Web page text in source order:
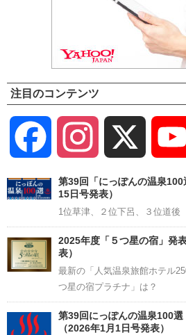
注目のコンテンツ
Facebook Instagram
第39回「にっぽんの温泉
15日号発表）
1位草津、２位下呂、３位道後
2025年度「５つ星の宿」発
表）
最新の「人気温泉旅館ホテル
つ星の宿プラチナ」は？
第39回にっぽんの温泉100選
（2026年1月1日号発表）